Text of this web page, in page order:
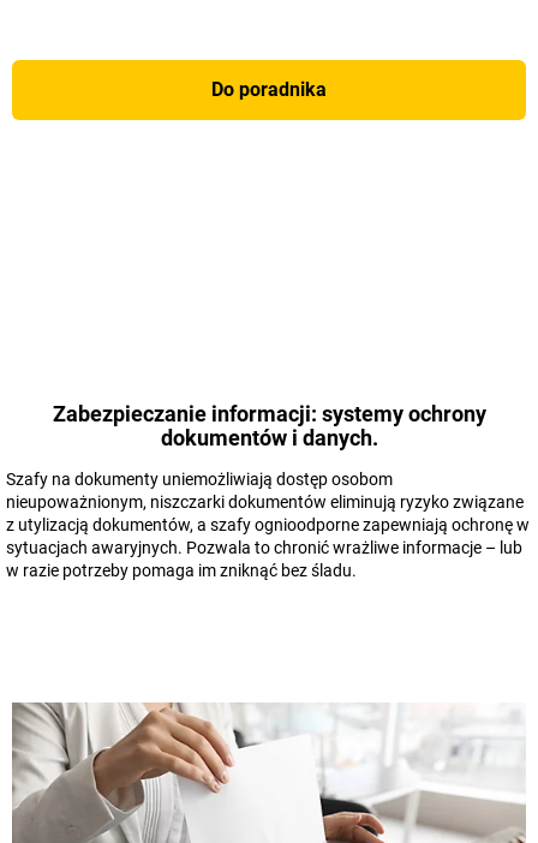
Do poradnika
Zabezpieczanie informacji: systemy ochrony
dokumentów i danych.
Szafy na dokumenty uniemożliwiają dostęp osobom
nieupoważnionym, niszczarki dokumentów eliminują ryzyko związane
z utylizacją dokumentów, a szafy ognioodporne zapewniają ochronę w
sytuacjach awaryjnych. Pozwala to chronić wrażliwe informacje – lub
w razie potrzeby pomaga im zniknąć bez śladu.